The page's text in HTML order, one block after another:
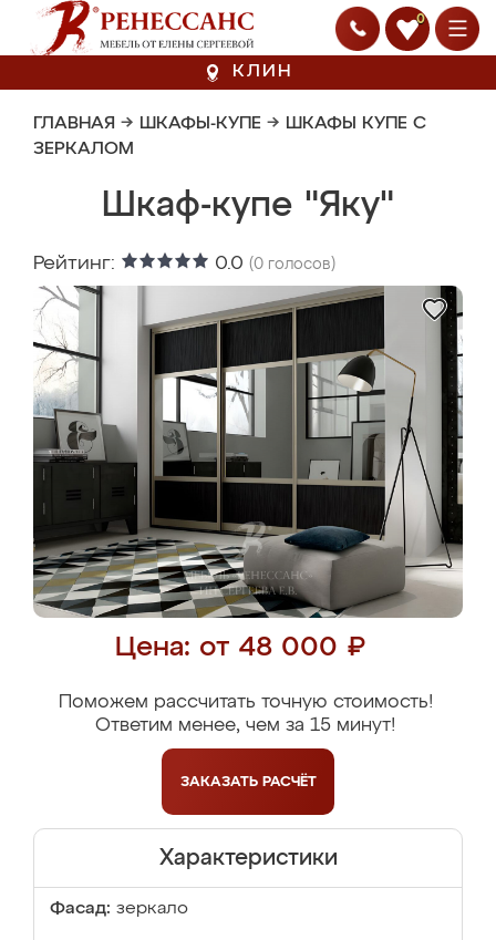
0
КЛИН
ГЛАВНАЯ → ШКАФЫ-КУПЕ → ШКАФЫ КУПЕ С
ЗЕРКАЛОМ
Шкаф-купе "Яку"
Рейтинг: 0.0 (0 голосов)
Цена: от 48 000 ₽
Поможем рассчитать точную стоимость!
Ответим менее, чем за 15 минут!
ЗАКАЗАТЬ РАСЧЁТ
Характеристики
Фасад: зеркало